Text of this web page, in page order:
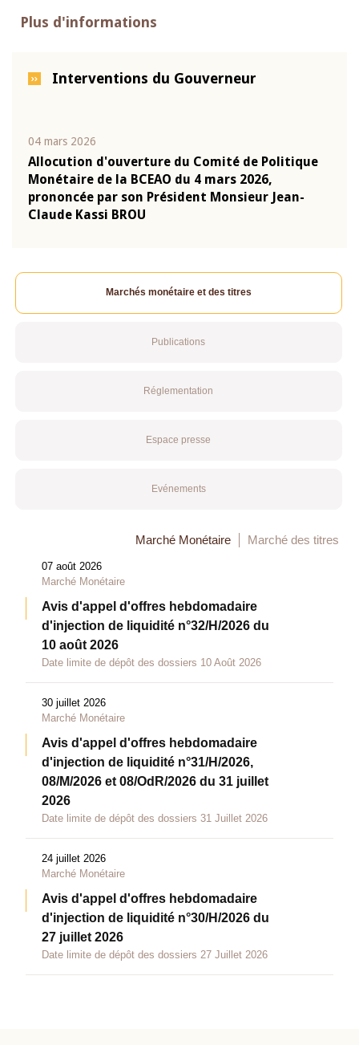
Plus d'informations
Interventions du Gouverneur
04 mars 2026
Allocution d'ouverture du Comité de Politique
Monétaire de la BCEAO du 4 mars 2026,
prononcée par son Président Monsieur Jean-
Claude Kassi BROU
Marchés monétaire et des titres
Publications
Réglementation
Espace presse
Evénements
Marché Monétaire Marché des titres
07 août 2026
Marché Monétaire
Avis d'appel d'offres hebdomadaire
d'injection de liquidité n°32/H/2026 du
10 août 2026
Date limite de dépôt des dossiers 10 Août 2026
30 juillet 2026
Marché Monétaire
Avis d'appel d'offres hebdomadaire
d'injection de liquidité n°31/H/2026,
08/M/2026 et 08/OdR/2026 du 31 juillet
2026
Date limite de dépôt des dossiers 31 Juillet 2026
24 juillet 2026
Marché Monétaire
Avis d'appel d'offres hebdomadaire
d'injection de liquidité n°30/H/2026 du
27 juillet 2026
Date limite de dépôt des dossiers 27 Juillet 2026